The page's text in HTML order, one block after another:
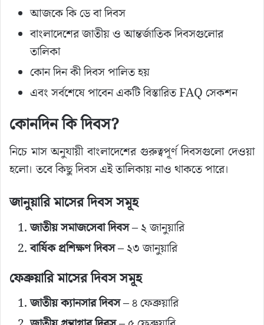
আজকে কি ডে বা দিবস
বাংলাদেশের জাতীয় ও আন্তর্জাতিক দিবসগুলোর
তালিকা
কোন দিন কী দিবস পালিত হয়
এবং সর্বশেষে পাবেন একটি বিস্তারিত FAQ সেকশন
কোনদিন কি দিবস?
নিচে মাস অনুযায়ী বাংলাদেশের গুরুত্বপূর্ণ দিবসগুলো দেওয়া
হলো। তবে কিছু দিবস এই তালিকায় নাও থাকতে পারে।
জানুয়ারি মাসের দিবস সমূহ
জাতীয় সমাজসেবা দিবস– ২ জানুয়ারি
বার্ষিক প্রশিক্ষণ দিবস– ২৩ জানুয়ারি
ফেব্রুয়ারি মাসের দিবস সমূহ
জাতীয় ক্যানসার দিবস– ৪ ফেব্রুয়ারি